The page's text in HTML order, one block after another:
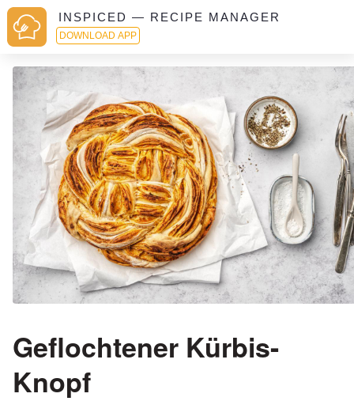
INSPICED — RECIPE MANAGER
DOWNLOAD APP
Geflochtener Kürbis-
Knopf